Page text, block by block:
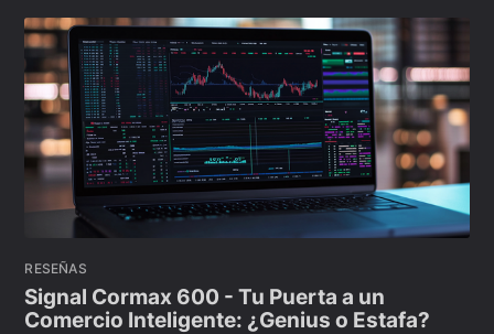
RESEÑAS
Signal Cormax 600 - Tu Puerta a un
Comercio Inteligente: ¿Genius o Estafa?